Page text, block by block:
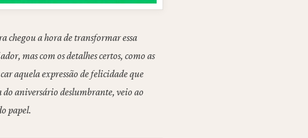
chegou a hora de transformar essa
mas com os detalhes certos, como as
aquela expressão de felicidade que
do aniversário deslumbrante, veio ao
papel.